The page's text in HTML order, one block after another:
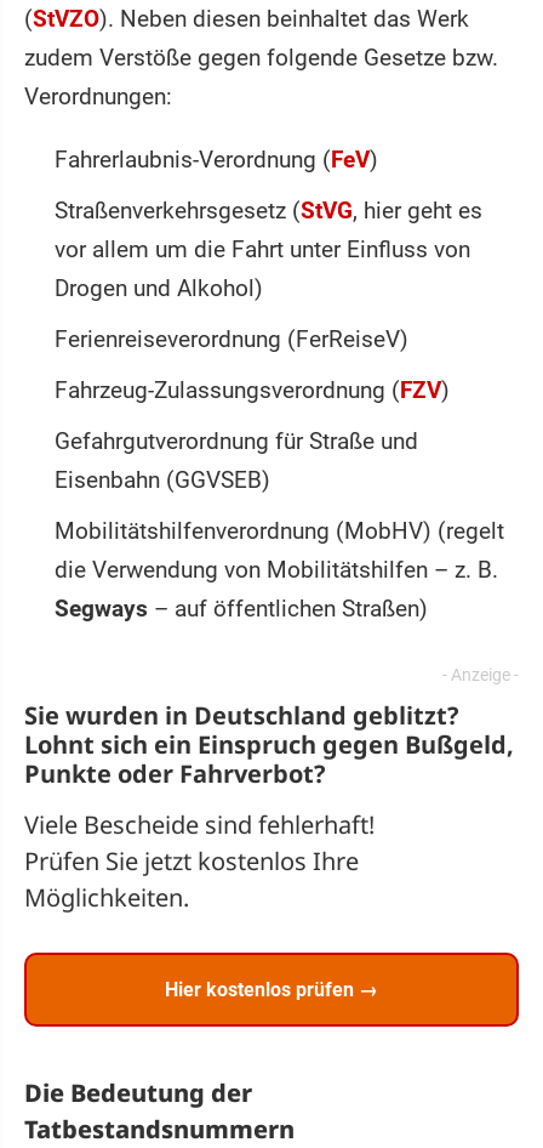
(StVZO). Neben diesen beinhaltet das Werk
zudem Verstöße gegen folgende Gesetze bzw.
Verordnungen:
Fahrerlaubnis-Verordnung (FeV)
Straßenverkehrsgesetz (StVG, hier geht es
vor allem um die Fahrt unter Einfluss von
Drogen und Alkohol)
Ferienreiseverordnung (FerReiseV)
Fahrzeug-Zulassungsverordnung (FZV)
Gefahrgutverordnung für Straße und
Eisenbahn (GGVSEB)
Mobilitätshilfenverordnung (MobHV) (regelt
die Verwendung von Mobilitätshilfen – z. B.
Segways – auf öffentlichen Straßen)
Sie wurden in Deutschland geblitzt?
Lohnt sich ein Einspruch gegen Bußgeld,
Punkte oder Fahrverbot?
Viele Bescheide sind fehlerhaft!
Prüfen Sie jetzt kostenlos Ihre
Möglichkeiten.
Hier kostenlos prüfen →
Die Bedeutung der
Tatbestandsnummern